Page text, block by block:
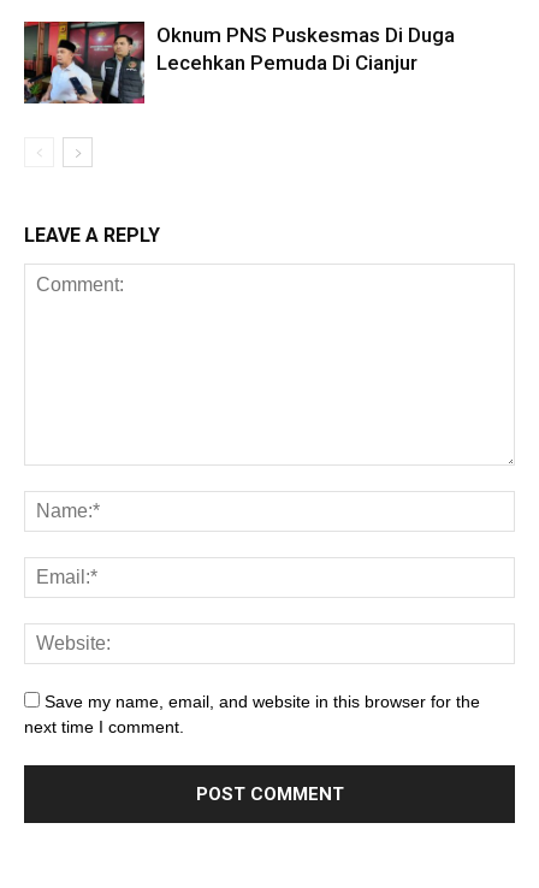
Oknum PNS Puskesmas Di Duga
Lecehkan Pemuda Di Cianjur
LEAVE A REPLY
Save my name, email, and website in this browser for the
next time I comment.